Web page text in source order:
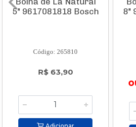
5" 9617081818 Bosch
Código: 265810
R$ 63,90
8"